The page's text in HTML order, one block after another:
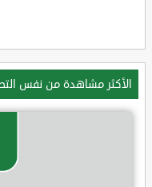
الأكثر مشاهدة من نفس